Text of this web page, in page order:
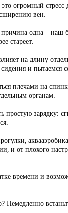
огромный
вен.
одна – наш
стареет.
на длину
сидения и
плечами на
органам.
простую зарядку:
и от плохого
времени и
Немедленно